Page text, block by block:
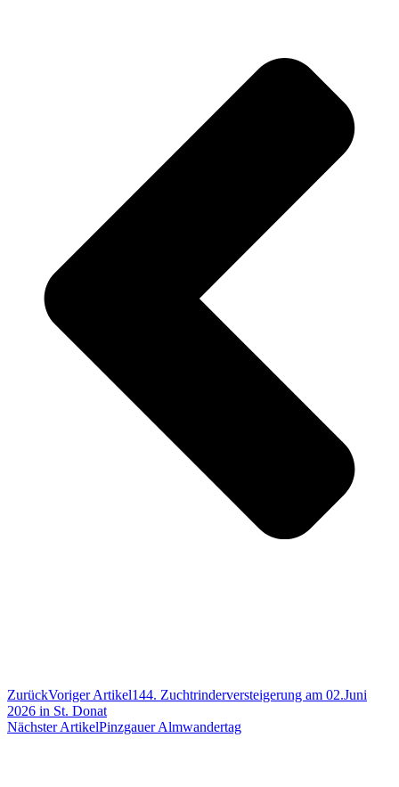
ZurückVoriger Artikel144. Zuchtrinderversteigerung am 02.Juni
2026 in St. Donat
Nächster ArtikelPinzgauer Almwandertag